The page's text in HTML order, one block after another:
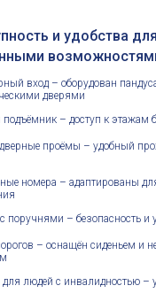
и удобства
вход – оборудован
дверями
– доступ к этажам
проёмы – удобный
номера – адаптированы
поручнями – безопасность и
– оснащён сиденьем и
для людей с инвалидностью –